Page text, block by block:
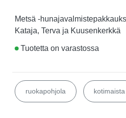
Metsä -
Kataja, Terva ja Kuusenkerkkä
Tuotetta on varastossa
ruokapohjola kotimaista